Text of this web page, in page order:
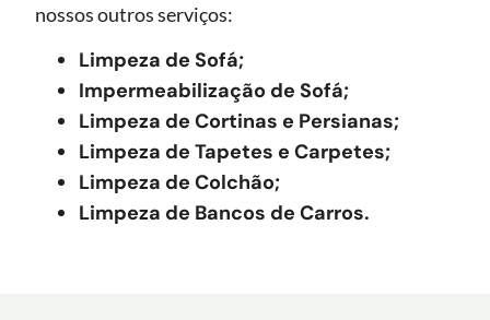
nossos outros serviços:
Limpeza de Sofá;
Impermeabilização de Sofá;
Limpeza de Cortinas e Persianas;
Limpeza de Tapetes e Carpetes;
Limpeza de Colchão;
Limpeza de Bancos de Carros.